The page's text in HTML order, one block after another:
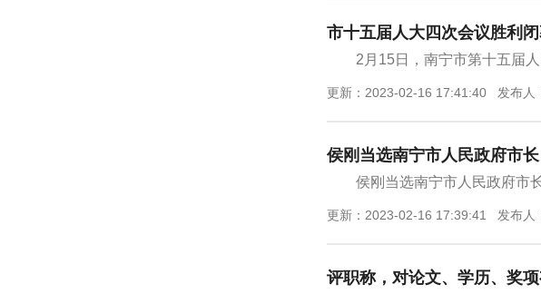
市十五届人大四次会议胜利
2月15日，南宁市第十五届
更新：2023-02-16 17:41:40 发布人
侯刚当选南宁市人民政府市长
侯刚当选南宁市人民政府市
更新：2023-02-16 17:39:41 发布人
评职称，对论文、学历、奖